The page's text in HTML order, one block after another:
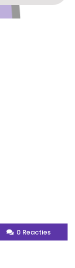
0 Reacties